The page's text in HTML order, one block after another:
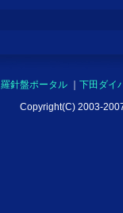
羅針盤ポータル
下田ダイ
Copyright(C) 2003-